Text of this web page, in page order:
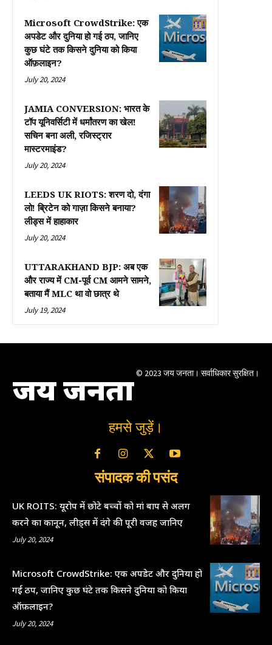
Microsoft CrowdStrike: एक
अपडेट और दुनिया हो गई ठप, जानिए
कुछ घंटे तक किसने दुनिया को किया
ऑफ़लाइन?
July 20, 2024
JAMIA CONVERSION: भारत के
टॉप यूनिवर्सिटी में धर्मांतरण का खेल!
सचिन बना अली, रजिस्ट्रार
मास्टरमाइंड?
July 20, 2024
LEEDS UK RIOTS: शरण दो, दंगा
लो! ब्रिटेन को गाज़ा किसने बनाया?
लीड्स में हाहाकार
July 20, 2024
UTTARAKHAND BJP: अब एक
और राज्य में CM-पूर्व CM आमने सामने,
बताया मैं MLC था वो छात्र थे
July 19, 2024
जय जनता © 2023 जय जनता। सर्वाधिकार सुरक्षित।
हमसे जुड़ें।
संपादक की पसंद
UK ROITS: यूरोप में छोटे बच्चों को मां बाप से अलग
करने का कानून, लीड्स में दंगे की पूरी वजह जानिए
July 20, 2024
Microsoft CrowdStrike: एक अपडेट और दुनिया हो
गई ठप, जानिए कुछ घंटे तक किसने दुनिया को किया
ऑफ़लाइन?
July 20, 2024